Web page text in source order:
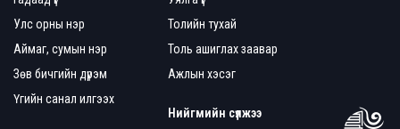
Улс орны нэр
Аймаг, сумын нэр
Зөв бичгийн дүрэм
Үгийн санал илгээх
Толийн тухай
Толь ашиглах заавар
Ажлын хэсэг
Нийгмийн сүлжээ